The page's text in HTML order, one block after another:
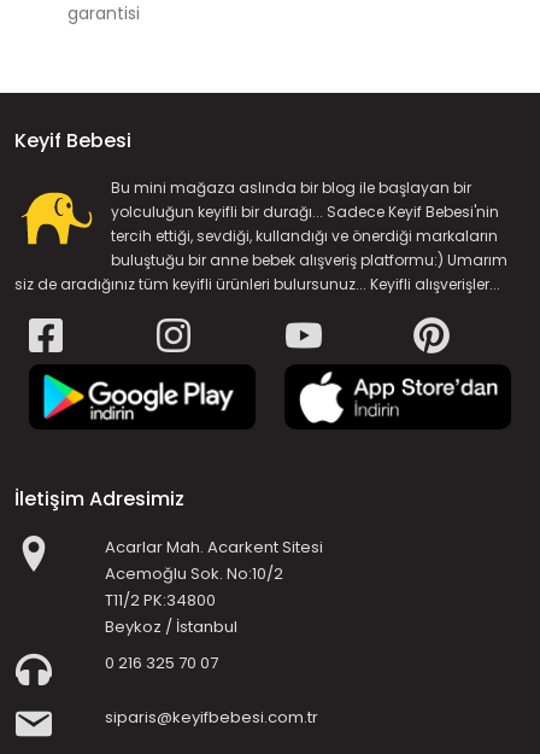
garantisi
Keyif Bebesi
Bu mini mağaza aslında bir blog ile başlayan bir
yolculuğun keyifli bir durağı... Sadece Keyif Bebesi'nin
tercih ettiği, sevdiği, kullandığı ve önerdiği markaların
buluştuğu bir anne bebek alışveriş platformu:) Umarım
siz de aradığınız tüm keyifli ürünleri bulursunuz... Keyifli alışverişler...
İletişim Adresimiz
Acarlar Mah. Acarkent Sitesi
Acemoğlu Sok. No:10/2
T11/2 PK:34800
Beykoz / İstanbul
0 216 325 70 07
siparis@keyifbebesi.com.tr